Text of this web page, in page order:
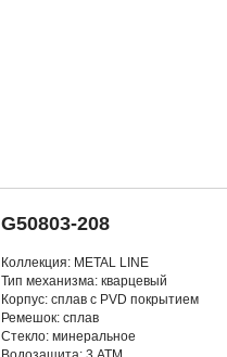
G50803-208
Коллекция: METAL LINE
Тип механизма: кварцевый
Корпус: сплав с PVD покрытием
Ремешок: сплав
Стекло: минеральное